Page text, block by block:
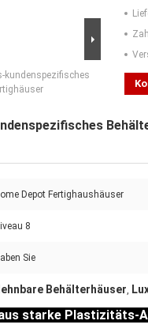
kundenspezifisches
Depot Fertighaushäuser
8
Sie
Behälterhäuser,
starke